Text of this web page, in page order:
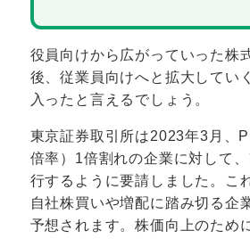
役員向けから広がっていった株
後、従業員向けへと拡大してい
入ったと言えるでしょう。
東京証券取引所は2023年3月、
倍率）1倍割れの企業に対して
行するように要請しました。こ
自社株買いや増配に踏み切る企
予想されます。株価向上のため